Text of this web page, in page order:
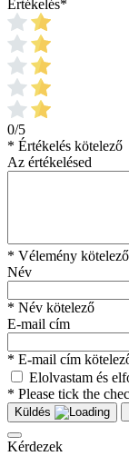
Értékelés*
0/5
* Értékelés kötelező
Az értékelésed
* Vélemény kötelező
Név
* Név kötelező
E-mail cím
* E-mail cím
Elolvastam és
* Please tick the
Küldés
Kérdezek